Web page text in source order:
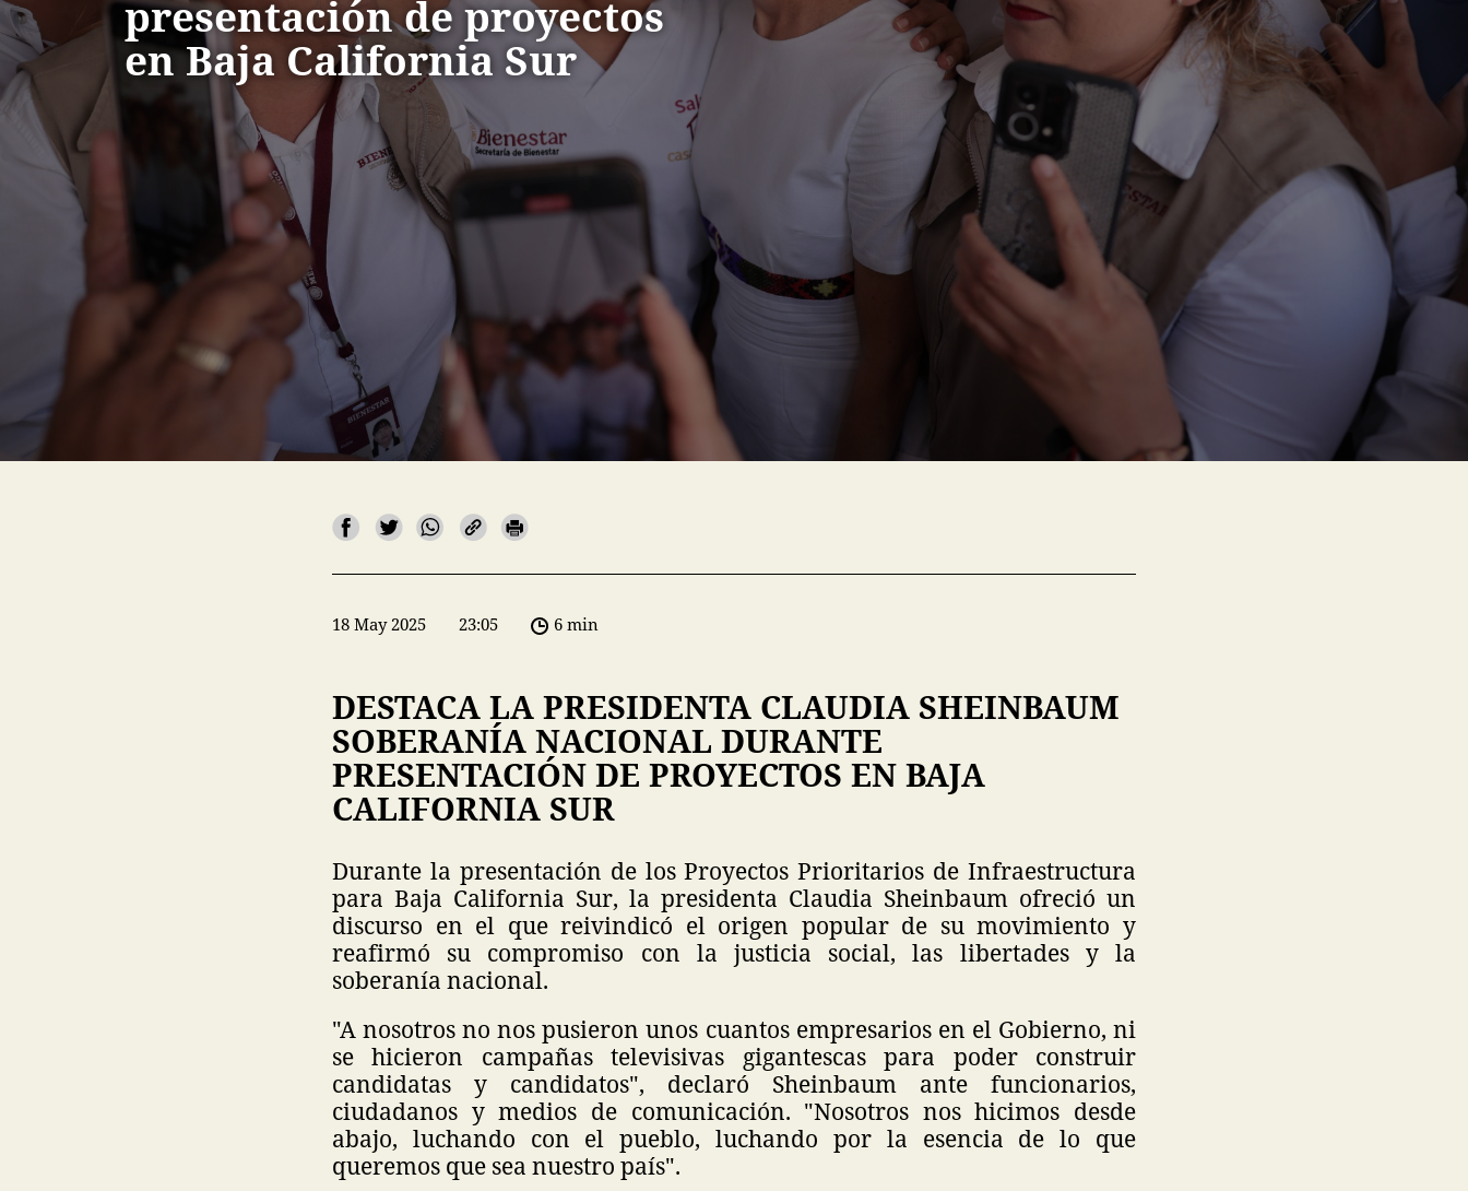
presentación de proyectos
en Baja California Sur
18 May 2025 23:05 6 min
DESTACA LA PRESIDENTA CLAUDIA SHEINBAUM
SOBERANÍA NACIONAL DURANTE
PRESENTACIÓN DE PROYECTOS EN BAJA
CALIFORNIA SUR
Durante la presentación de los Proyectos Prioritarios de Infraestructura
para Baja California Sur, la presidenta Claudia Sheinbaum ofreció un
discurso en el que reivindicó el origen popular de su movimiento y
reafirmó su compromiso con la justicia social, las libertades y la
soberanía nacional.
"A nosotros no nos pusieron unos cuantos empresarios en el Gobierno, ni
se hicieron campañas televisivas gigantescas para poder construir
candidatas y candidatos", declaró Sheinbaum ante funcionarios,
ciudadanos y medios de comunicación. "Nosotros nos hicimos desde
abajo, luchando con el pueblo, luchando por la esencia de lo que
queremos que sea nuestro país".